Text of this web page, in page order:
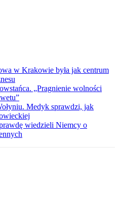
w Krakowie była jak centrum
„Pragnienie wolności
Medyk sprawdzi, jak
wiedzieli Niemcy o